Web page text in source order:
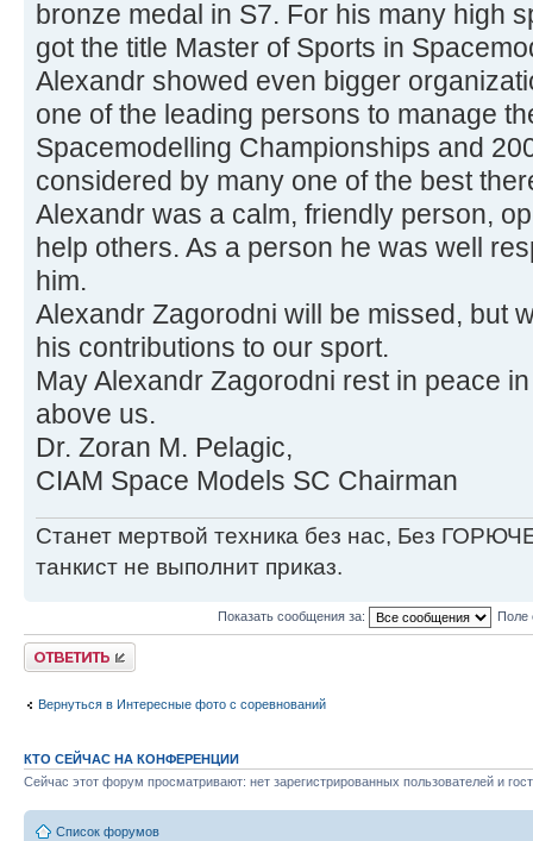
bronze medal in S7. For his many high
got the title Master of Sports in
Alexandr showed even bigger
one of the leading persons to manage
Spacemodelling Championships and
considered by many one of the best
Alexandr was a calm, friendly person,
help others. As a person he was well
him.
Alexandr Zagorodni will be missed, but
his contributions to our sport.
May Alexandr Zagorodni rest in peace
above us.
Dr. Zoran M. Pelagic,
CIAM Space Models SC Chairman
Станет мертвой техника без нас, Без
танкист не выполнит приказ.
Показать сообщения за: Поле
Ответить
Вернуться в Интересные фото с соревнований
КТО СЕЙЧАС НА КОНФЕРЕНЦИИ
Сейчас этот форум просматривают: нет зарегистрированных пользователей и
Список форумов